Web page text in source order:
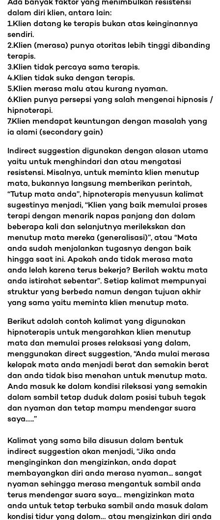
Ada banyak faktor yang menimbulkan resistensi
dalam diri klien, antara lain:
1.Klien datang ke terapis bukan atas keinginannya
sendiri.
2.Klien (merasa) punya otoritas lebih tinggi dibanding
terapis.
3.Klien tidak percaya sama terapis.
4.Klien tidak suka dengan terapis.
5.Klien merasa malu atau kurang nyaman.
6.Klien punya persepsi yang salah mengenai hipnosis /
hipnoterapi.
7.Klien mendapat keuntungan dengan masalah yang
ia alami (secondary gain)
Indirect suggestion digunakan dengan alasan utama
yaitu untuk menghindari dan atau mengatasi
resistensi. Misalnya, untuk meminta klien menutup
mata, bukannya langsung memberikan perintah,
“Tutup mata anda”, hipnoterapis menyusun kalimat
sugestinya menjadi, “Klien yang baik memulai proses
terapi dengan menarik napas panjang dan dalam
beberapa kali dan selanjutnya merilekskan dan
menutup mata mereka (generalisasi)”, atau “Mata
anda sudah menjalankan tugasnya dengan baik
hingga saat ini. Apakah anda tidak merasa mata
anda lelah karena terus bekerja? Berilah waktu mata
anda istirahat sebentar”. Setiap kalimat mempunyai
struktur yang berbeda namun dengan tujuan akhir
yang sama yaitu meminta klien menutup mata.
Berikut adalah contoh kalimat yang digunakan
hipnoterapis untuk mengarahkan klien menutup
mata dan memulai proses relaksasi yang dalam,
menggunakan direct suggestion, “Anda mulai merasa
kelopak mata anda menjadi berat dan semakin berat
dan anda tidak bisa menahan untuk menutup mata.
Anda masuk ke dalam kondisi rileksasi yang semakin
dalam sambil tetap duduk dalam posisi tubuh tegak
dan nyaman dan tetap mampu mendengar suara
saya…..”
Kalimat yang sama bila disusun dalam bentuk
indirect suggestion akan menjadi, “Jika anda
menginginkan dan mengizinkan, anda dapat
membayangkan diri anda merasa nyaman... sangat
nyaman sehingga merasa mengantuk sambil anda
terus mendengar suara saya… mengizinkan mata
anda untuk tetap terbuka sambil anda masuk dalam
kondisi tidur yang dalam… atau mengizinkan diri anda